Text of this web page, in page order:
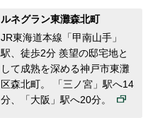
ルネグラン東灘森北町
JR東海道本線「甲南山手」
駅、徒歩2分 羨望の邸宅地と
して成熟を深める神戸市東灘
区森北町。 「三ノ宮」駅へ14
分、「大阪」駅へ20分。